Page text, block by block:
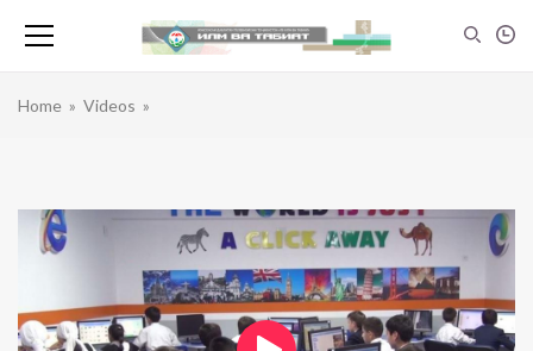
Home » Videos »